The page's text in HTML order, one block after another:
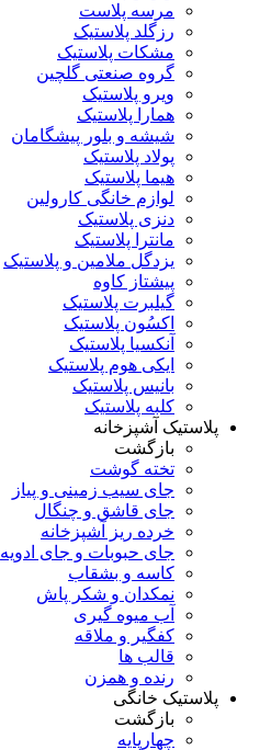
مرسه پلاست
رزگلد پلاستیک
مشکات پلاستیک
گروه صنعتی گلچین
ویرو پلاستیک
همارا پلاستیک
شیشه و بلور پیشگامان
پولاد پلاستیک
هیما پلاستیک
لوازم خانگی کارولین
دنزی پلاستیک
مانترا پلاستیک
یزدگل ملامین و پلاستیک
پیشتاز کاوه
گیلبرت پلاستیک
اکسُون پلاستیک
آنکسیا پلاستیک
ایکی هوم پلاستیک
بانیس پلاستیک
کلبه پلاستیک
پلاستیک آشپزخانه
بازگشت
تخته گوشت
جای سیب زمینی و پیاز
جای قاشق و چنگال
خرده ریز آشپزخانه
جای حبوبات و جای ادویه
کاسه و بشقاب
نمکدان و شکر پاش
آب میوه گیری
کفگیر و ملاقه
قالب ها
رنده و همزن
پلاستیک خانگی
بازگشت
چهارپایه